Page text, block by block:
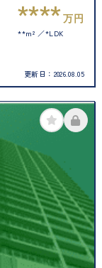
**** 万円
**m² *LDK
更新日： 2026.08.05